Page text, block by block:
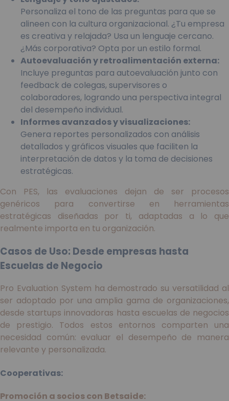
Personaliza el tono de las preguntas para que se
alineen con la cultura organizacional. ¿Tu empresa
es creativa y relajada? Usa un lenguaje cercano.
¿Más corporativa? Opta por un estilo formal.
Autoevaluación y retroalimentación externa:
Incluye preguntas para autoevaluación junto con
feedback de colegas, supervisores o
colaboradores, logrando una perspectiva integral
del desempeño individual.
Informes avanzados y visualizaciones:
Genera reportes personalizados con análisis
detallados y gráficos visuales que faciliten la
interpretación de datos y la toma de decisiones
estratégicas.
Con PES, las evaluaciones dejan de ser procesos
genéricos para convertirse en herramientas
estratégicas diseñadas por ti, adaptadas a lo que
realmente importa en tu organización.
Casos de Uso: Desde empresas hasta
Escuelas de Negocio
Pro Evaluation System ha demostrado su versatilidad al
ser adoptado por una amplia gama de organizaciones,
desde startups innovadoras hasta escuelas de negocios
de prestigio. Todos estos entornos comparten una
necesidad común: evaluar el desempeño de manera
relevante y personalizada.
Cooperativas:
Promoción a socios con Betsaide: